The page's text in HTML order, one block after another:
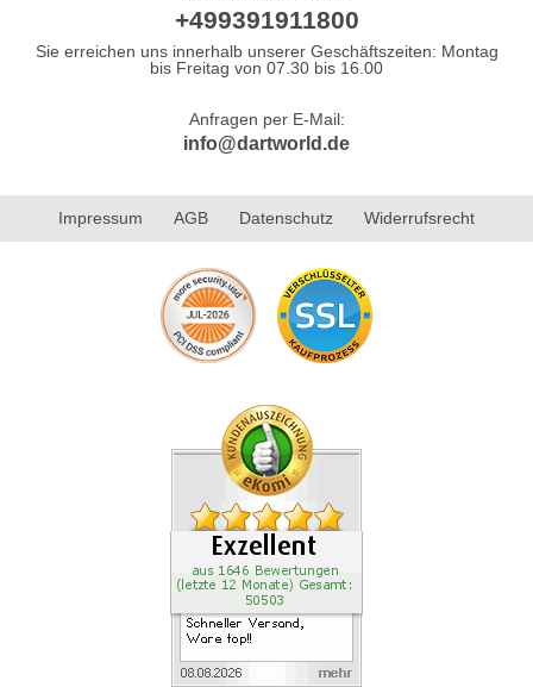
+499391911800
Sie erreichen uns innerhalb unserer Geschäftszeiten: Montag
bis Freitag von 07.30 bis 16.00
Anfragen per E-Mail:
info@dartworld.de
Impressum AGB Datenschutz Widerrufsrecht